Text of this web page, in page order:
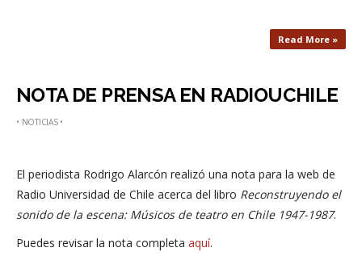
Read More »
NOTA DE PRENSA EN RADIOUCHILE
• NOTICIAS•
El periodista Rodrigo Alarcón realizó una nota para la web de
Radio Universidad de Chile acerca del libro Reconstruyendo el
sonido de la escena: Músicos de teatro en Chile 1947-1987.
Puedes revisar la nota completa aquí.